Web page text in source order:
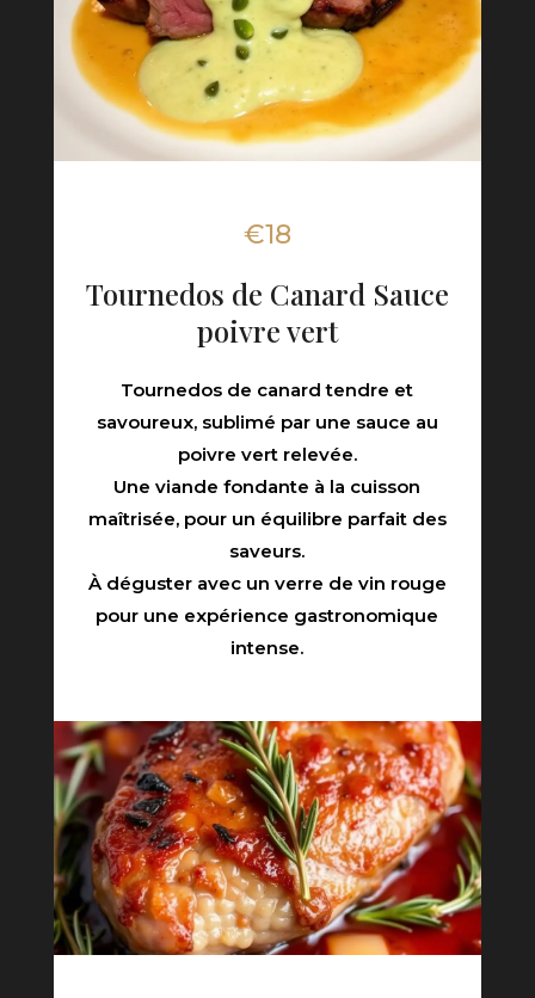
€18
Tournedos de Canard Sauce
poivre vert
Tournedos de canard tendre et
savoureux, sublimé par une sauce au
poivre vert relevée.
Une viande fondante à la cuisson
maîtrisée, pour un équilibre parfait des
saveurs.
À déguster avec un verre de vin rouge
pour une expérience gastronomique
intense.